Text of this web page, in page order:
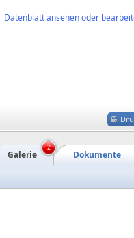
Datenblatt ansehen oder
Dokumente
Galerie
2